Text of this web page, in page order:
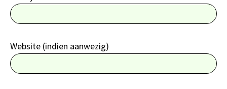
Website (indien aanwezig)